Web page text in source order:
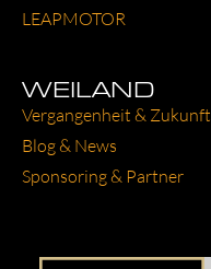
LEAP­MO­TOR
WEILAND
Ver­gan­gen­heit & Zukunft
Blog & News
Spon­so­ring & Part­ner